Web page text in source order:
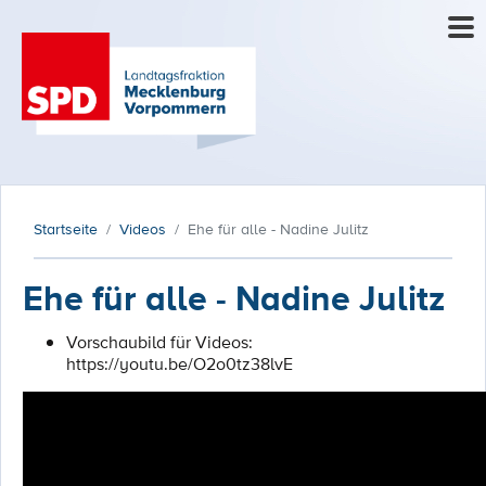
Startseite Videos Ehe für alle - Nadine Julitz
Ehe für alle - Nadine Julitz
Vorschaubild für Videos:
https://youtu.be/O2o0tz38lvE